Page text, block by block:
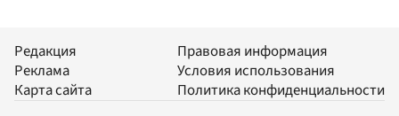
Редакция
Реклама
Карта сайта
Правовая информация
Условия использования
Политика конфиденциальности